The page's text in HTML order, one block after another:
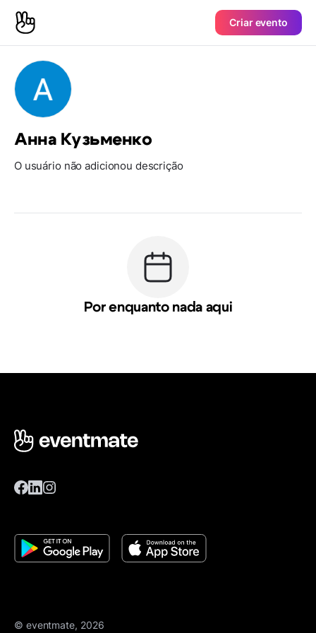
Criar evento
Анна Кузьменко
O usuário não adicionou descrição
Por enquanto nada aqui
© eventmate, 2026